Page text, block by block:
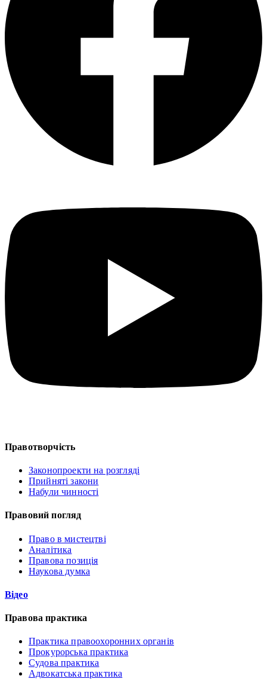
Правотворчість
Законопроекти на розгляді
Прийняті закони
Набули чинності
Правовий погляд
Право в мистецтві
Аналітика
Правова позиція
Наукова думка
Відео
Правова практика
Практика правоохоронних органів
Прокурорська практика
Судова практика
Адвокатська практика